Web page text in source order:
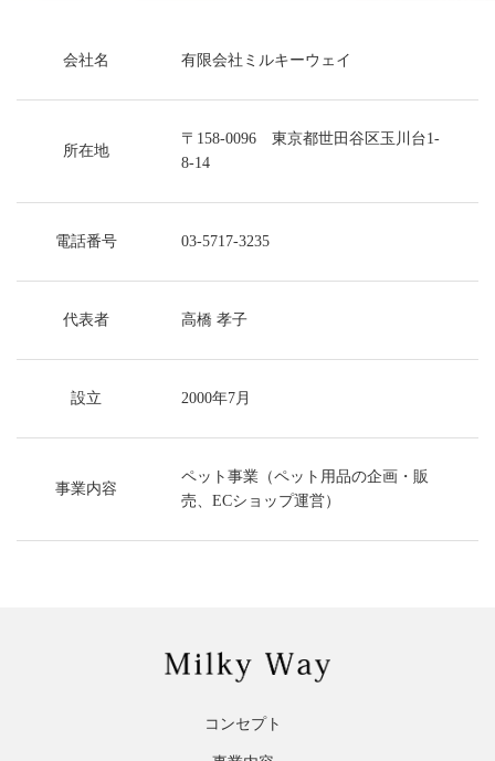
会社名 有限会社ミルキーウェイ
所在地
〒158-0096 東京都世田谷区玉川台1-
8-14
電話番号 03-5717-3235
代表者 高橋 孝子
設立 2000年7月
事業内容
ペット事業（ペット用品の企画・販
売、ECショップ運営）
コンセプト